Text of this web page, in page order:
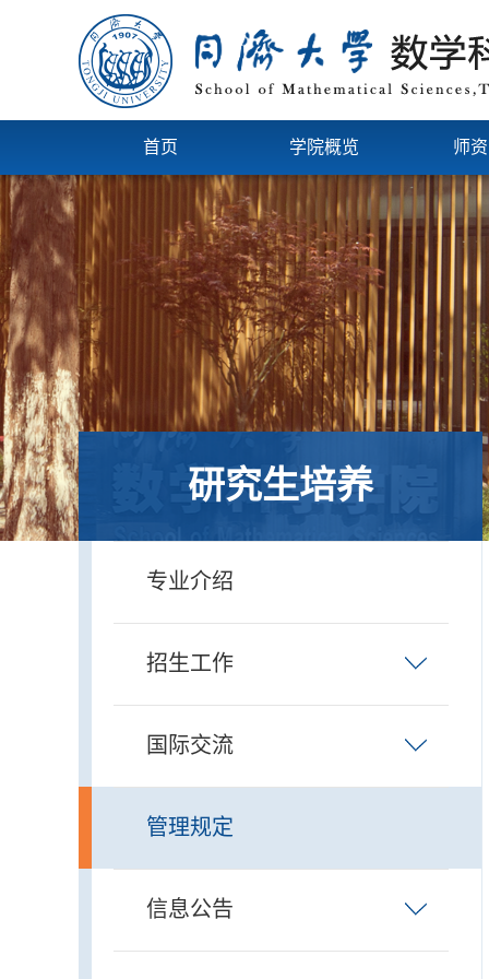
首页 学院概览 师
研究生培养
专业介绍
招生工作
国际交流
管理规定
信息公告